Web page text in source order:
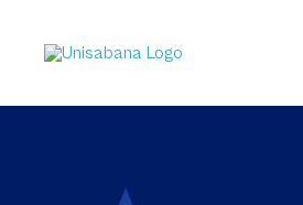
contenido
principal